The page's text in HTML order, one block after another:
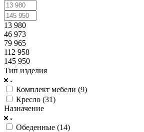
13 980
46 973
79 965
112 958
145 950
Тип изделия
Комплект мебели (9)
Кресло (31)
Назначение
Обеденные (14)